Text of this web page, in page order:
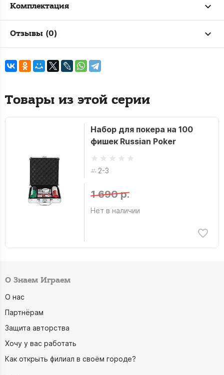
Комплектация
Отзывы (0)
Товары из этой серии
Набор для покера на 100
фишек Russian Poker
2-3
1 690 р.
Нет в наличии
О Знаем Играем
О нас
Партнёрам
Защита авторства
Хочу у вас работать
Как открыть филиал в своём городе?